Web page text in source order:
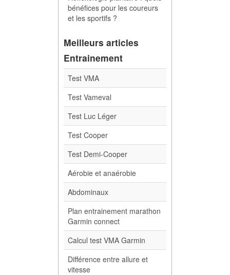
bénéfices pour les coureurs
et les sportifs ?
Meilleurs articles
Entrainement
Test VMA
Test Vameval
Test Luc Léger
Test Cooper
Test Demi-Cooper
Aérobie et anaérobie
Abdominaux
Plan entrainement marathon
Garmin connect
Calcul test VMA Garmin
Différence entre allure et
vitesse